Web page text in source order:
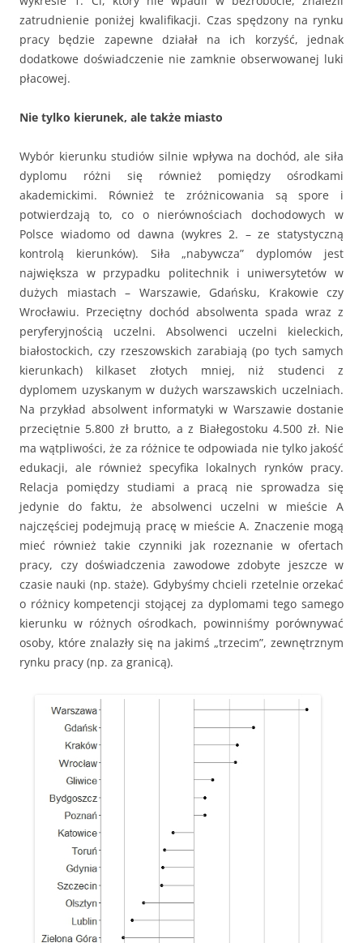
zatrudnienie poniżej kwalifikacji. Czas spędzony na rynku
pracy będzie zapewne działał na ich korzyść, jednak
dodatkowe doświadczenie nie zamknie obserwowanej luki
płacowej.
Nie tylko kierunek, ale także miasto
Wybór kierunku studiów silnie wpływa na dochód, ale siła
dyplomu różni się również pomiędzy ośrodkami
akademickimi. Również te zróżnicowania są spore i
potwierdzają to, co o nierównościach dochodowych w
Polsce wiadomo od dawna (wykres 2. – ze statystyczną
kontrolą kierunków). Siła „nabywcza” dyplomów jest
największa w przypadku politechnik i uniwersytetów w
dużych miastach – Warszawie, Gdańsku, Krakowie czy
Wrocławiu. Przeciętny dochód absolwenta spada wraz z
peryferyjnością uczelni. Absolwenci uczelni kieleckich,
białostockich, czy rzeszowskich zarabiają (po tych samych
kierunkach) kilkaset złotych mniej, niż studenci z
dyplomem uzyskanym w dużych warszawskich uczelniach.
Na przykład absolwent informatyki w Warszawie dostanie
przeciętnie 5.800 zł brutto, a z Białegostoku 4.500 zł. Nie
ma wątpliwości, że za różnice te odpowiada nie tylko jakość
edukacji, ale również specyfika lokalnych rynków pracy.
Relacja pomiędzy studiami a pracą nie sprowadza się
jedynie do faktu, że absolwenci uczelni w mieście A
najczęściej podejmują pracę w mieście A. Znaczenie mogą
mieć również takie czynniki jak rozeznanie w ofertach
pracy, czy doświadczenia zawodowe zdobyte jeszcze w
czasie nauki (np. staże). Gdybyśmy chcieli rzetelnie orzekać
o różnicy kompetencji stojącej za dyplomami tego samego
kierunku w różnych ośrodkach, powinniśmy porównywać
osoby, które znalazły się na jakimś „trzecim”, zewnętrznym
rynku pracy (np. za granicą).